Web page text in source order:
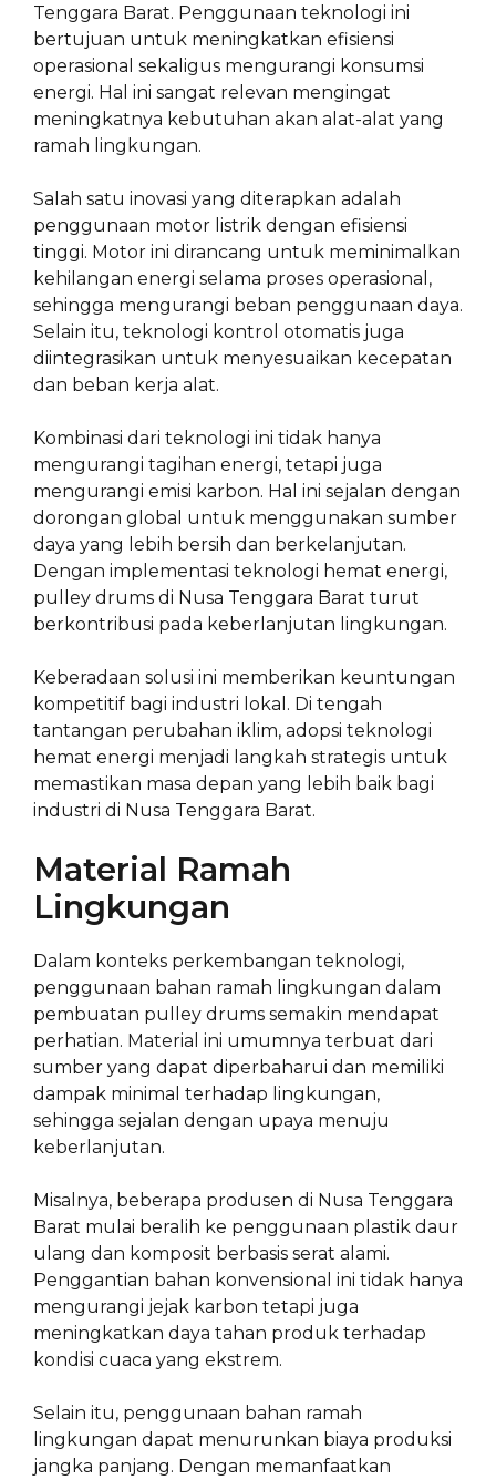
Tenggara Barat. Penggunaan teknologi ini
bertujuan untuk meningkatkan efisiensi
operasional sekaligus mengurangi konsumsi
energi. Hal ini sangat relevan mengingat
meningkatnya kebutuhan akan alat-alat yang
ramah lingkungan.
Salah satu inovasi yang diterapkan adalah
penggunaan motor listrik dengan efisiensi
tinggi. Motor ini dirancang untuk meminimalkan
kehilangan energi selama proses operasional,
sehingga mengurangi beban penggunaan daya.
Selain itu, teknologi kontrol otomatis juga
diintegrasikan untuk menyesuaikan kecepatan
dan beban kerja alat.
Kombinasi dari teknologi ini tidak hanya
mengurangi tagihan energi, tetapi juga
mengurangi emisi karbon. Hal ini sejalan dengan
dorongan global untuk menggunakan sumber
daya yang lebih bersih dan berkelanjutan.
Dengan implementasi teknologi hemat energi,
pulley drums di Nusa Tenggara Barat turut
berkontribusi pada keberlanjutan lingkungan.
Keberadaan solusi ini memberikan keuntungan
kompetitif bagi industri lokal. Di tengah
tantangan perubahan iklim, adopsi teknologi
hemat energi menjadi langkah strategis untuk
memastikan masa depan yang lebih baik bagi
industri di Nusa Tenggara Barat.
Material Ramah
Lingkungan
Dalam konteks perkembangan teknologi,
penggunaan bahan ramah lingkungan dalam
pembuatan pulley drums semakin mendapat
perhatian. Material ini umumnya terbuat dari
sumber yang dapat diperbaharui dan memiliki
dampak minimal terhadap lingkungan,
sehingga sejalan dengan upaya menuju
keberlanjutan.
Misalnya, beberapa produsen di Nusa Tenggara
Barat mulai beralih ke penggunaan plastik daur
ulang dan komposit berbasis serat alami.
Penggantian bahan konvensional ini tidak hanya
mengurangi jejak karbon tetapi juga
meningkatkan daya tahan produk terhadap
kondisi cuaca yang ekstrem.
Selain itu, penggunaan bahan ramah
lingkungan dapat menurunkan biaya produksi
jangka panjang. Dengan memanfaatkan